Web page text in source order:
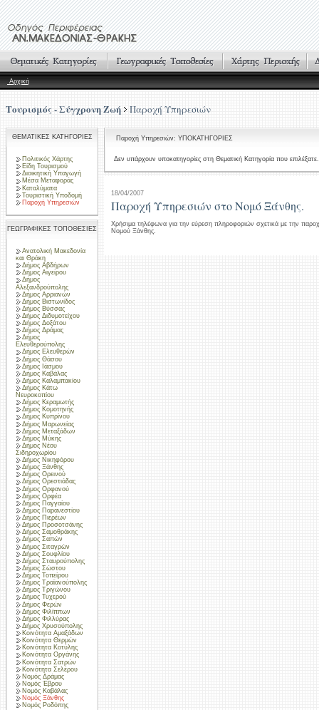
Αρχική
Τουρισμός - Σύγχρονη Ζωή Παροχή Υπηρεσιών
ΘΕΜΑΤΙΚΕΣ ΚΑΤΗΓΟΡΙΕΣ
Πολιτικός Χάρτης
Είδη Τουρισμού
Διοικητική Υπαγωγή
Μέσα Μεταφοράς
Καταλύματα
Τουριστική Υποδομή
Παροχή Υπηρεσιών
ΓΕΩΓΡΑΦΙΚΕΣ ΤΟΠΟΘΕΣΙΕΣ
Ανατολική Μακεδονία
και Θράκη
Δήμος Αβδήρων
Δήμος Αιγείρου
Δήμος
Αλεξανδρούπολης
Δήμος Αρριανών
Δήμος Βιστωνίδος
Δήμος Βύσσας
Δήμος Διδυμοτείχου
Δήμος Δοξάτου
Δήμος Δράμας
Δήμος
Ελευθερούπολης
Δήμος Ελευθερών
Δήμος Θάσου
Δήμος Ιάσμου
Δήμος Καβάλας
Δήμος Καλαμπακίου
Δήμος Κάτω
Νευροκοπίου
Δήμος Κεραμωτής
Δήμος Κομοτηνής
Δήμος Κυπρίνου
Δήμος Μαρωνείας
Δήμος Μεταξάδων
Δήμος Μύκης
Δήμος Νέου
Σιδηροχωρίου
Δήμος Νικηφόρου
Δήμος Ξάνθης
Δήμος Ορεινού
Δήμος Ορεστιάδας
Δήμος Ορφανού
Δήμος Ορφέα
Δήμος Παγγαίου
Δήμος Παρανεστίου
Δήμος Πιερέων
Δήμος Προσοτσάνης
Δήμος Σαμοθράκης
Δήμος Σαπών
Δήμος Σιταγρών
Δήμος Σουφλίου
Δήμος Σταυρούπολης
Δήμος Σώστου
Δήμος Τοπείρου
Δήμος Τραϊανούπολης
Δήμος Τριγώνου
Δήμος Τυχερού
Δήμος Φερών
Δήμος Φιλίππων
Δήμος Φιλλύρας
Δήμος Χρυσούπολης
Κοινότητα Αμαξάδων
Κοινότητα Θερμών
Κοινότητα Κοτύλης
Κοινότητα Οργάνης
Κοινότητα Σατρών
Κοινότητα Σελέρου
Νομός Δράμας
Νομός Έβρου
Νομός Καβάλας
Νομός Ξάνθης
Νομός Ροδόπης
Παροχή Υπηρεσιών: ΥΠΟΚΑΤΗΓΟΡΙΕΣ
Δεν υπάρχουν υποκατηγορίες στη Θεματική Κατηγορία που επιλέξατε.
18/04/2007
Παροχή Υπηρεσιών στο Νομό Ξάνθης.
Χρήσιμα τηλέφωνα για την εύρεση πληροφοριών σχετικά με την
Νομού Ξάνθης.